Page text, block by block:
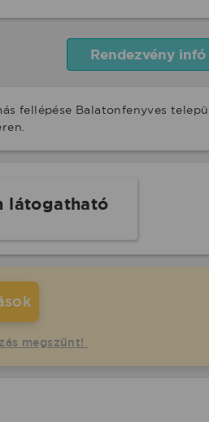
Rendezvény infó
fellépése Balatonfenyves
látogatható
megszűnt!